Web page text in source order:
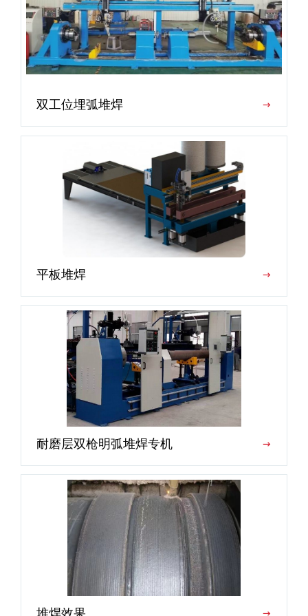
双工位埋弧堆焊
平板堆焊
耐磨层双枪明弧堆焊专机
堆焊效果